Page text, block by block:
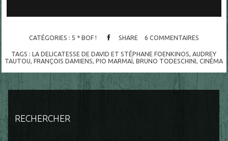
CATÉGORIES : 5 * BOF ! SHARE 6 COMMENTAIRES
TAGS :LA DELICATESSE DE DAVID ET STÉPHANE FOENKINOS,AUDREY
TAUTOU,FRANÇOIS DAMIENS,PIO MARMAÏ,BRUNO TODESCHINI,CINÉMA
RECHERCHER